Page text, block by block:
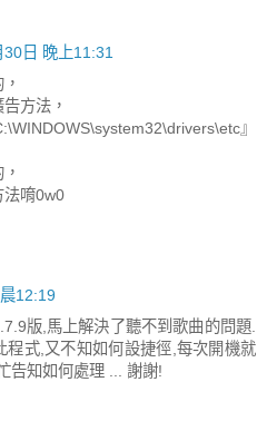
30日 晚上11:31
方法，
』
法唷0w0
12:19
版,馬上解決了聽不到歌曲的問題.
程式,又不知如何設捷徑,每次開機就
告知如何處理 ... 謝謝!